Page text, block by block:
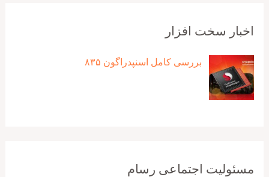
اخبار سخت افزار
بررسی کامل اسنپدراگون ۸۳۵
مسئولیت اجتماعی رسام